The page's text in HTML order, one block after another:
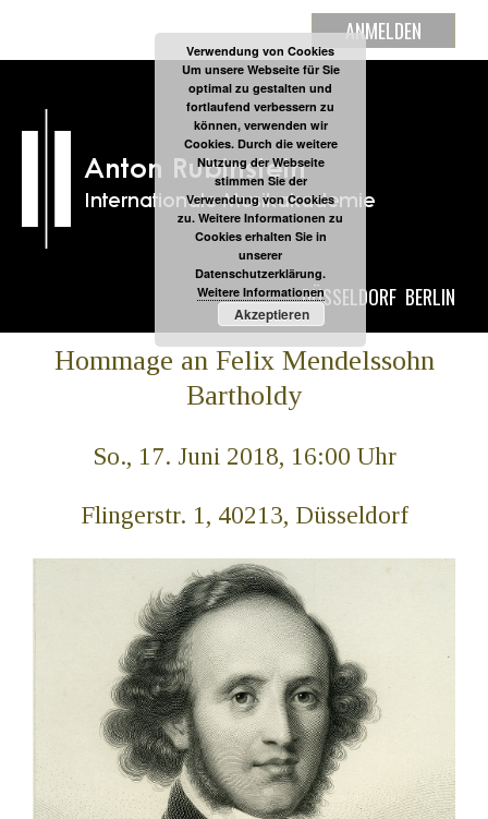
ANMELDEN
DÜSSELDORF BERLIN
Hommage an Felix Mendelssohn
Bartholdy
So., 17. Juni 2018, 16:00 Uhr
Flingerstr. 1, 40213, Düsseldorf
Verwendung von Cookies
Um unsere Webseite für Sie
optimal zu gestalten und
fortlaufend verbessern zu
können, verwenden wir
Cookies. Durch die weitere
Nutzung der Webseite
stimmen Sie der
Verwendung von Cookies
zu. Weitere Informationen zu
Cookies erhalten Sie in
unserer
Datenschutzerklärung.
Weitere Informationen
Akzeptieren